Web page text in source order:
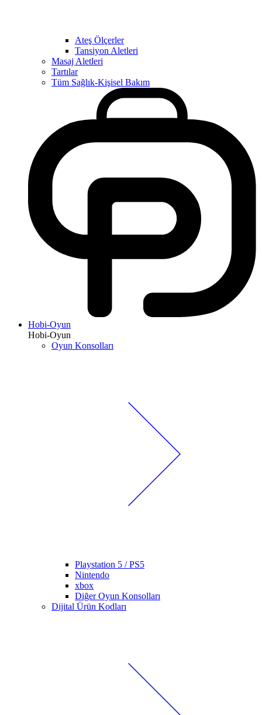
Ateş Ölçerler
Tansiyon Aletleri
Masaj Aletleri
Tartılar
Tüm Sağlık-Kişisel Bakım
Hobi-Oyun
Hobi-Oyun
Oyun Konsolları
Playstation 5 / PS5
Nintendo
xbox
Diğer Oyun Konsolları
Dijital Ürün Kodları